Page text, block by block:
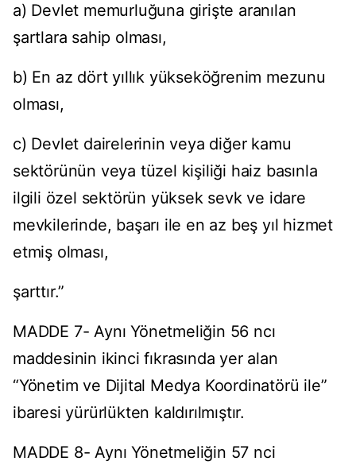
a) Devlet memurluğuna girişte aranılan
şartlara sahip olması,
b) En az dört yıllık yükseköğrenim mezunu
olması,
c) Devlet dairelerinin veya diğer kamu
sektörünün veya tüzel kişiliği haiz basınla
ilgili özel sektörün yüksek sevk ve idare
mevkilerinde, başarı ile en az beş yıl hizmet
etmiş olması,
şarttır.”
MADDE 7- Aynı Yönetmeliğin 56 ncı
maddesinin ikinci fıkrasında yer alan
“Yönetim ve Dijital Medya Koordinatörü ile”
ibaresi yürürlükten kaldırılmıştır.
MADDE 8- Aynı Yönetmeliğin 57 nci